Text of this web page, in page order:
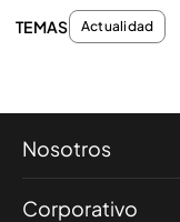
TEMAS Actualidad
Nosotros
Corporativo